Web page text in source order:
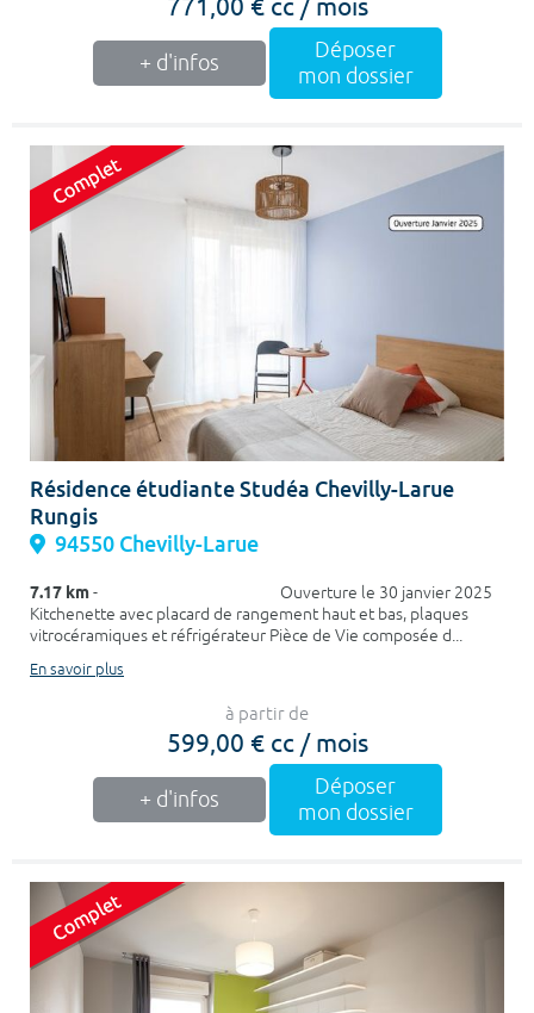
+ d'infos
Déposer
mon dossier
Résidence étudiante Studéa Chevilly-Larue
Rungis
94550 Chevilly-Larue
7.17 km- Ouverture le 30 janvier 2025
Kitchenette avec placard de rangement haut et bas, plaques
vitrocéramiques et réfrigérateur Pièce de Vie composée d...
En savoir plus
à partir de
599,00 € cc / mois
+ d'infos
Déposer
mon dossier